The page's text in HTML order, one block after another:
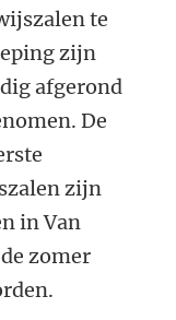
te
zijn
afgerond
De
zijn
in Van
zomer